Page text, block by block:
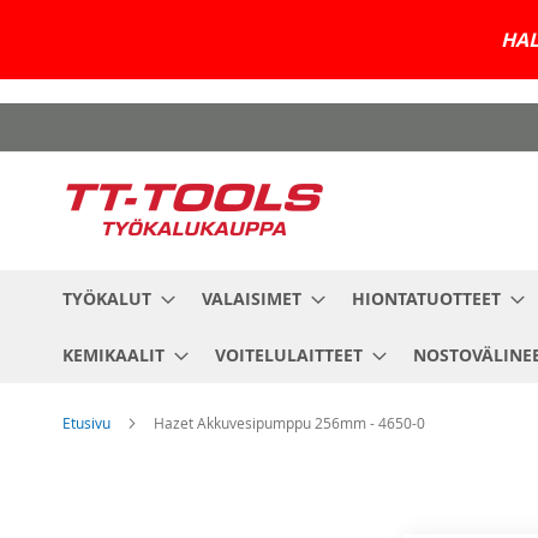
to
TYÖKALUT VALAISIMET HIONTATUOTTEET
KEMIKAALIT VOITELULAITTEET
Etusivu Hazet Akkuvesipumppu 256mm - 4650-0